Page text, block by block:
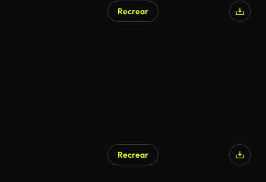
Recrear
Recrear